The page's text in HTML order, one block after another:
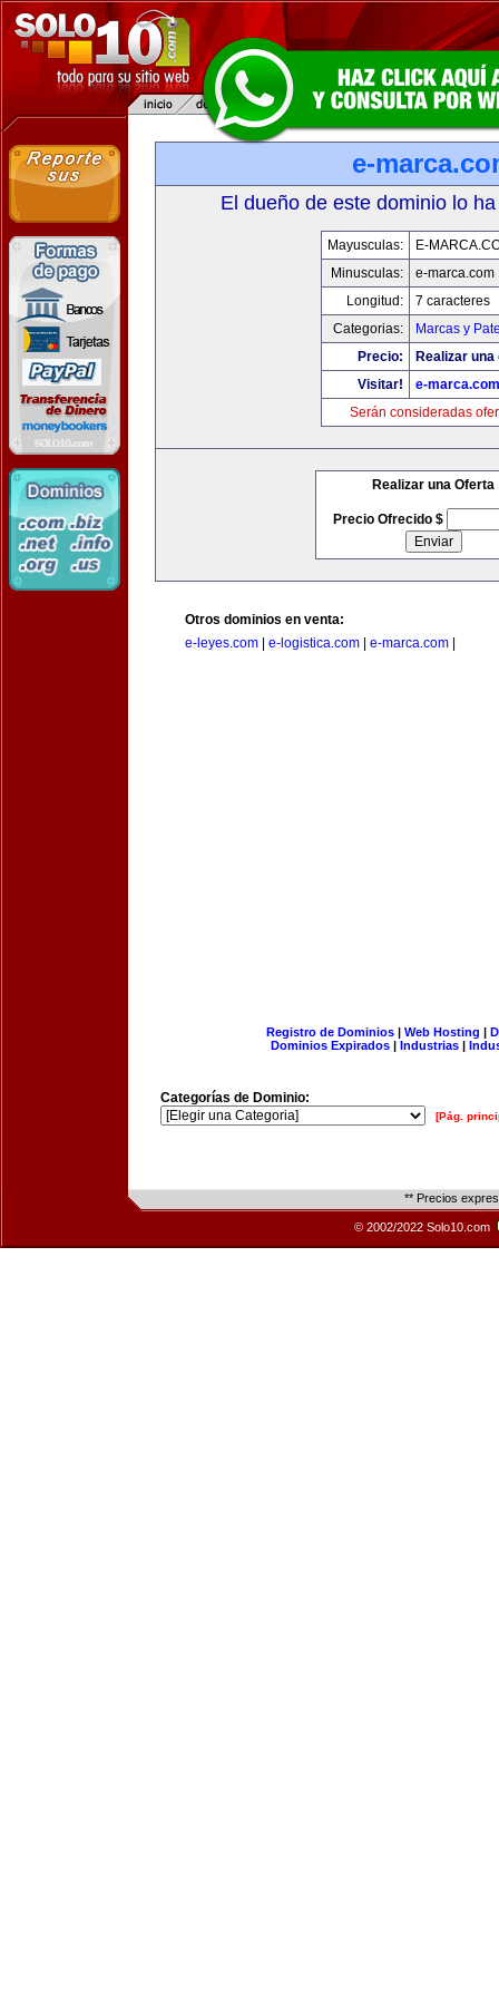
e-
El dueño de este dominio lo
Mayusculas:
E-
Minusculas:
e-marca.com
Longitud:
7 caracteres
Categorias:
Marcas y
Precio:
Realizar
Visitar!
e-marca.com
Serán consideradas
Realizar una Oferta
Precio Ofrecido $
Otros dominios en venta:
e-leyes.com
e-logistica.com e-marca.com
Registro de Dominios| Web Hosting |
Dominios Expirados | Industrias |
Categorías de Dominio:
[Pág.
** Precios
© 2002/2022 Solo10.com